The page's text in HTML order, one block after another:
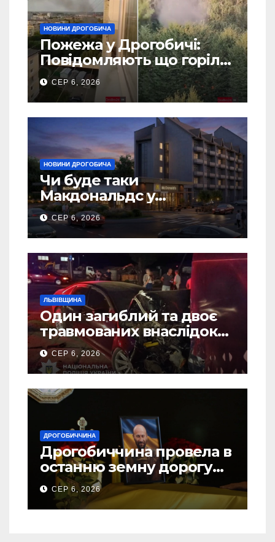
НОВИНИ ДРОГОБИЧА
Пожежа у Дрогобичі:
Повідомляють що горіло
5 гаражів (Відео)
СЕР 6, 2026
НОВИНИ ДРОГОБИЧА
Чи буде таки
Макдональдс у
Дрогобичі? (Фото)
СЕР 6, 2026
ЛЬВІВЩИНА
Один загиблий та двоє
травмованих внаслідок
ДТП на Самбірщині
СЕР 6, 2026
ДРОГОБИЧЧИНА
Дрогобиччина провела в
останню земну дорогу
свого Захисника – Олега
Торського
СЕР 6, 2026